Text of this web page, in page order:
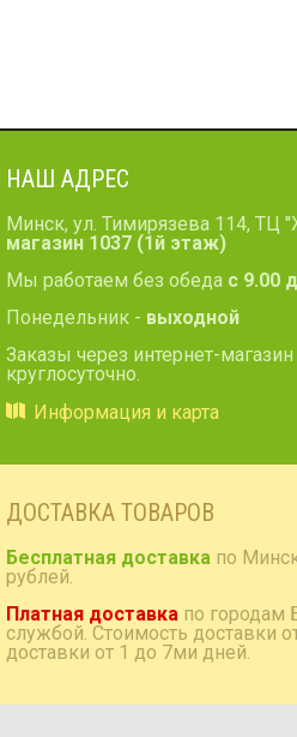
НАШ АДРЕС
Минск, ул. Тимирязева 114, ТЦ
магазин 1037 (1й этаж)
Мы работаем без обеда с 9.00
Понедельник - выходной
Заказы через интернет-
круглосуточно.
Информация и карта
ДОСТАВКА ТОВАРОВ
Бесплатная доставка по
рублей.
Платная доставка по городам
службой. Стоимость доставки
доставки от 1 до 7ми дней.